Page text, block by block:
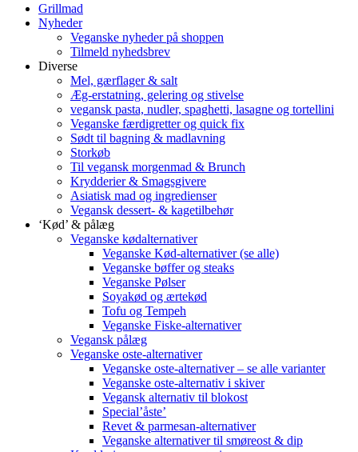
Grillmad
Nyheder
Veganske nyheder på shoppen
Tilmeld nyhedsbrev
Diverse
Mel, gærflager & salt
Æg-erstatning, gelering og stivelse
vegansk pasta, nudler, spaghetti, lasagne og tortellini
Veganske færdigretter og quick fix
Sødt til bagning & madlavning
Storkøb
Til vegansk morgenmad & Brunch
Krydderier & Smagsgivere
Asiatisk mad og ingredienser
Vegansk dessert- & kagetilbehør
‘Kød’ & pålæg
Veganske kødalternativer
Veganske Kød-alternativer (se alle)
Veganske bøffer og steaks
Veganske Pølser
Soyakød og ærtekød
Tofu og Tempeh
Veganske Fiske-alternativer
Vegansk pålæg
Veganske oste-alternativer
Veganske oste-alternativer – se alle varianter
Veganske oste-alternativ i skiver
Vegansk alternativ til blokost
Special’åste’
Revet & parmesan-alternativer
Veganske alternativer til smøreost & dip